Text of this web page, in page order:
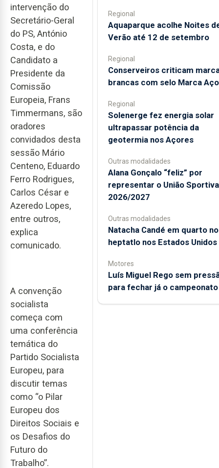
intervenção do
Secretário-Geral
do PS, António
Costa, e do
Candidato a
Presidente da
Comissão
Europeia, Frans
Timmermans, são
oradores
convidados desta
sessão Mário
Centeno, Eduardo
Ferro Rodrigues,
Carlos César e
Azeredo Lopes,
entre outros,
explica
comunicado.
A convenção
socialista
começa com
uma conferência
temática do
Partido Socialista
Europeu, para
discutir temas
como “o Pilar
Europeu dos
Direitos Sociais e
os Desafios do
Futuro do
Trabalho”.
Regional
Aquaparque acolhe Noites
Verão até 12 de setembro
Regional
Conserveiros criticam
brancas com selo Marca
Regional
Solenerge fez energia solar
ultrapassar potência da
geotermia nos Açores
Outras modalidades
Alana Gonçalo “feliz” por
representar o União
2026/2027
Outras modalidades
Natacha Candé em quarto no
heptatlo nos Estados Unidos
Motores
Luís Miguel Rego sem
para fechar já o campeonato